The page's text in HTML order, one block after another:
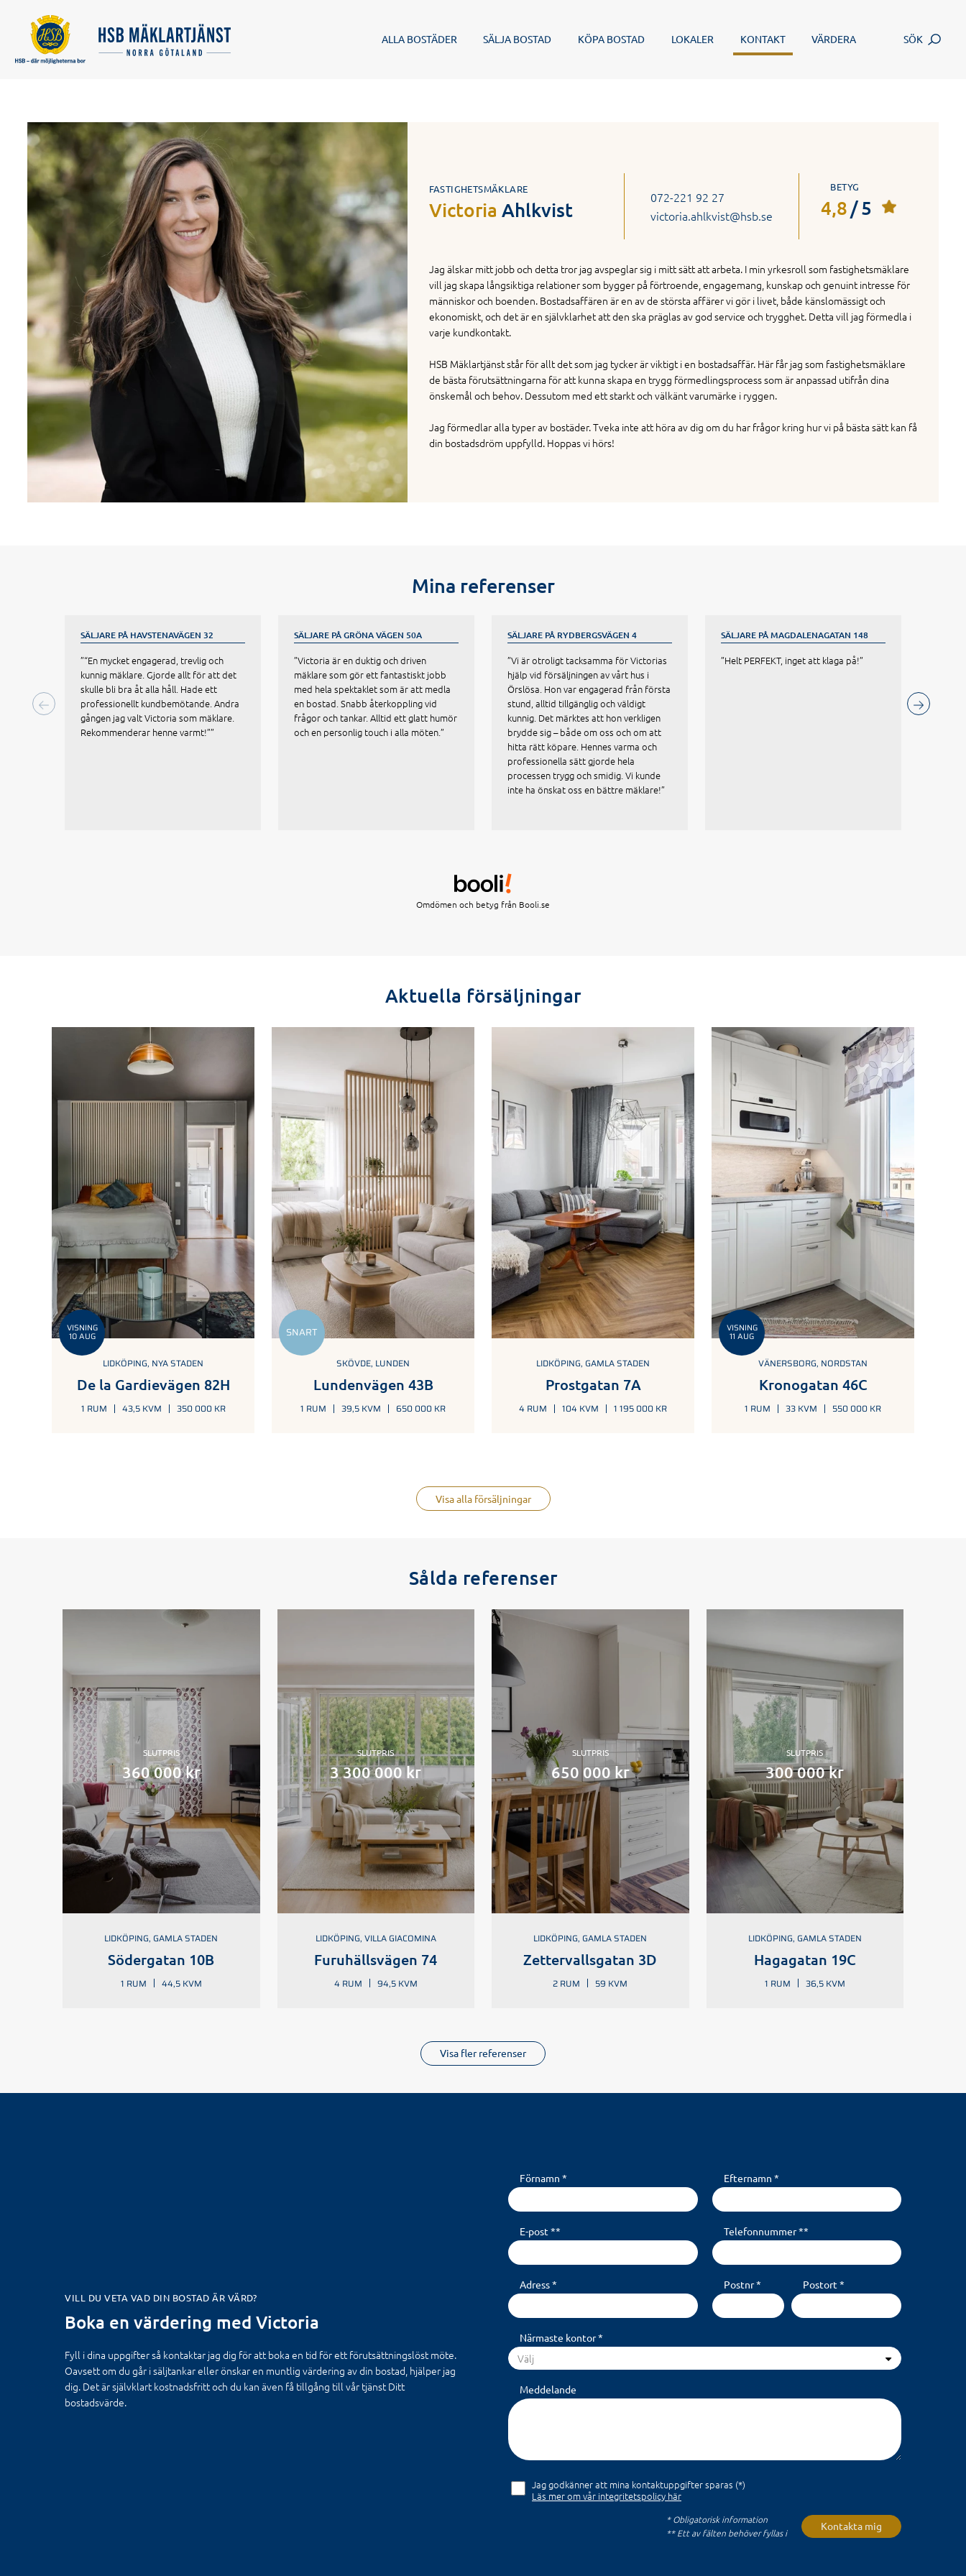
ALLA BOSTÄDER SÄLJA BOSTAD KÖPA BOSTAD LOKALER KONTAKT VÄRDERA SÖK
FASTIGHETSMÄKLARE
Victoria Ahlkvist
072-221 92 27
victoria.ahlkvist@hsb.se
BETYG
4,8/5
Jag älskar mitt jobb och detta tror jag avspeglar sig i mitt sätt att arbeta. I min yrkesroll som fastighetsmäklare
vill jag skapa långsiktiga relationer som bygger på förtroende, engagemang, kunskap och genuint intresse för
människor och boenden. Bostadsaffären är en av de största affärer vi gör i livet, både känslomässigt och
ekonomiskt, och det är en självklarhet att den ska präglas av god service och trygghet. Detta vill jag förmedla i
varje kundkontakt.
HSB Mäklartjänst står för allt det som jag tycker är viktigt i en bostadsaffär. Här får jag som fastighetsmäklare
de bästa förutsättningarna för att kunna skapa en trygg förmedlingsprocess som är anpassad utifrån dina
önskemål och behov. Dessutom med ett starkt och välkänt varumärke i ryggen.
Jag förmedlar alla typer av bostäder. Tveka inte att höra av dig om du har frågor kring hur vi på bästa sätt kan få
din bostadsdröm uppfylld. Hoppas vi hörs!
Mina referenser
SÄLJARE PÅ HAVSTENAVÄGEN 32
”“En mycket engagerad, trevlig och
kunnig mäklare. Gjorde allt för att det
skulle bli bra åt alla håll. Hade ett
professionellt kundbemötande. Andra
gången jag valt Victoria som mäklare.
Rekommenderar henne varmt!””
SÄLJARE PÅ GRÖNA VÄGEN 50A
”Victoria är en duktig och driven
mäklare som gör ett fantastiskt jobb
med hela spektaklet som är att medla
en bostad. Snabb återkoppling vid
frågor och tankar. Alltid ett glatt humör
och en personlig touch i alla möten.”
SÄLJARE PÅ RYDBERGSVÄGEN 4
”Vi är otroligt tacksamma för Victorias
hjälp vid försäljningen av vårt hus i
Örslösa. Hon var engagerad från första
stund, alltid tillgänglig och väldigt
kunnig. Det märktes att hon verkligen
brydde sig – både om oss och om att
hitta rätt köpare. Hennes varma och
professionella sätt gjorde hela
processen trygg och smidig. Vi kunde
inte ha önskat oss en bättre mäklare!”
SÄLJARE PÅ MAGDALENAGATAN 148
”Helt PERFEKT, inget att klaga på!”
Omdömen och betyg från Booli.se
Aktuella försäljningar
LIDKÖPING, NYA STADEN
De la Gardievägen 82H
1 RUM 43,5 KVM 350 000 KR
VISNING
10 AUG
SKÖVDE, LUNDEN
Lundenvägen 43B
1 RUM 39,5 KVM 650 000 KR
SNART
LIDKÖPING, GAMLA STADEN
Prostgatan 7A
4 RUM 104 KVM 1 195 000 KR
VÄNERSBORG, NORDSTAN
Kronogatan 46C
1 RUM 33 KVM 550 000 KR
VISNING
11 AUG
Visa alla försäljningar
Sålda referenser
SLUTPRIS
360 000 kr
LIDKÖPING, GAMLA STADEN
Södergatan 10B
1 RUM 44,5 KVM
SLUTPRIS
3 300 000 kr
LIDKÖPING, VILLA GIACOMINA
Furuhällsvägen 74
4 RUM 94,5 KVM
SLUTPRIS
650 000 kr
LIDKÖPING, GAMLA STADEN
Zettervallsgatan 3D
2 RUM 59 KVM
SLUTPRIS
300 000 kr
LIDKÖPING, GAMLA STADEN
Hagagatan 19C
1 RUM 36,5 KVM
Visa fler referenser
VILL DU VETA VAD DIN BOSTAD ÄR VÄRD?
Boka en värdering med Victoria
Fyll i dina uppgifter så kontaktar jag dig för att boka en tid för ett förutsättningslöst möte.
Oavsett om du går i säljtankar eller önskar en muntlig värdering av din bostad, hjälper jag
dig. Det är självklart kostnadsfritt och du kan även få tillgång till vår tjänst Ditt
bostadsvärde.
Förnamn * Efternamn *
E-post ** Telefonnummer **
Adress * Postnr * Postort *
Närmaste kontor *
Välj
Meddelande
Jag godkänner att mina kontaktuppgifter sparas (*)
Läs mer om vår integritetspolicy här
* Obligatorisk information
** Ett av fälten behöver fyllas i
Kontakta mig